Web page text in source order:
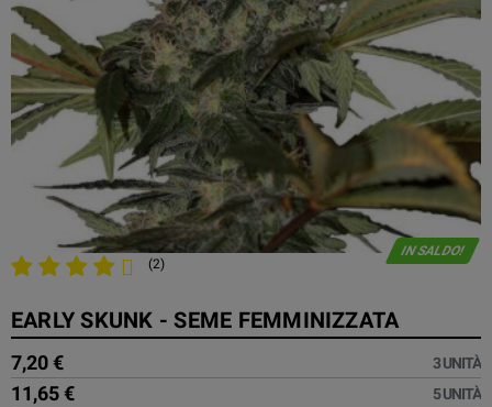
IN SALDO!
(2)
EARLY SKUNK - SEME FEMMINIZZATA
7,20 € 3 UNITÀ
11,65 € 5 UNITÀ